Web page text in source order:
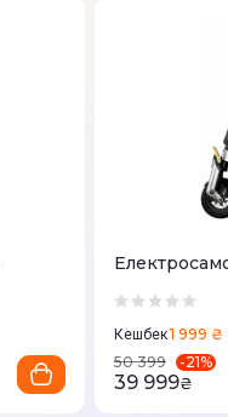
Кешбек1 999 ₴
50 399
-21%
39 999₴